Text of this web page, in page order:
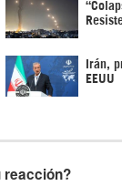
Irán,
EEUU